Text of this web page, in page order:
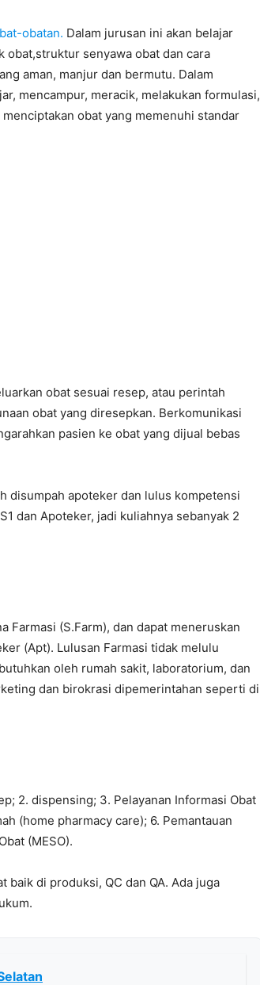
obatan. Dalam jurusan ini akan belajar
senyawa obat dan cara
aman, manjur dan bermutu. Dalam
mencampur, meracik, melakukan formulasi,
obat yang memenuhi standar
obat sesuai resep, atau perintah
obat yang diresepkan. Berkomunikasi
pasien ke obat yang dijual bebas
disumpah apoteker dan lulus kompetensi
dan Apoteker, jadi kuliahnya sebanyak 2
Farmasi (S.Farm), dan dapat meneruskan
(Apt). Lulusan Farmasi tidak melulu
oleh rumah sakit, laboratorium, dan
dan birokrasi dipemerintahan seperti di
2. dispensing; 3. Pelayanan Informasi Obat
(home pharmacy care); 6. Pemantauan
(MESO).
baik di produksi, QC dan QA. Ada juga